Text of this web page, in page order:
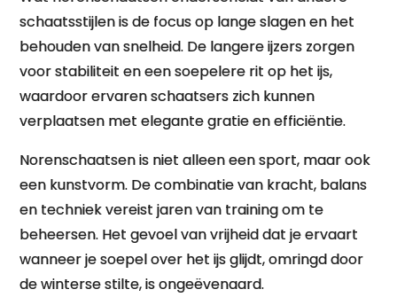
schaatsstijlen is de focus op lange slagen en het
behouden van snelheid. De langere ijzers zorgen
voor stabiliteit en een soepelere rit op het ijs,
waardoor ervaren schaatsers zich kunnen
verplaatsen met elegante gratie en efficiëntie.
Norenschaatsen is niet alleen een sport, maar ook
een kunstvorm. De combinatie van kracht, balans
en techniek vereist jaren van training om te
beheersen. Het gevoel van vrijheid dat je ervaart
wanneer je soepel over het ijs glijdt, omringd door
de winterse stilte, is ongeëvenaard.